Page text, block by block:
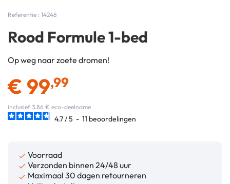
Referentie : 14248
Rood Formule 1-bed
Op weg naar zoete dromen!
€ 99,99
inclusief 3.86 € eco-deelname
4.7/5 - 11 beoordelingen
 Voorraad
 Verzonden binnen 24/48 uur
 Maximaal 30 dagen retourneren